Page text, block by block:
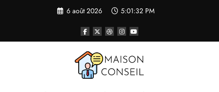
6 août 2026 5:01:32 PM